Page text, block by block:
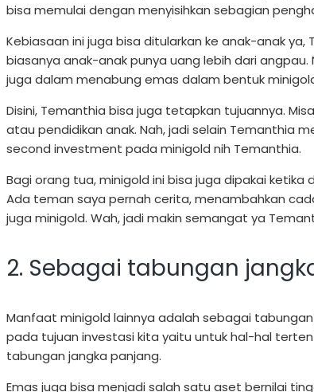
bisa memulai dengan menyisihkan sebagian
Kebiasaan ini juga bisa ditularkan ke anak-anak
biasanya anak-anak punya uang lebih dari
juga dalam menabung emas dalam bentuk
Disini, Temanthia bisa juga tetapkan tujuannya.
atau pendidikan anak. Nah, jadi selain Temanthia
second investment pada minigold nih Temanthia.
Bagi orang tua, minigold ini bisa juga dipakai
Ada teman saya pernah cerita, menambahkan
juga minigold. Wah, jadi makin semangat ya
2. Sebagai tabungan
Manfaat minigold lainnya adalah sebagai
pada tujuan investasi kita yaitu untuk hal-hal
tabungan jangka panjang.
Emas juga bisa menjadi salah satu aset bernilai